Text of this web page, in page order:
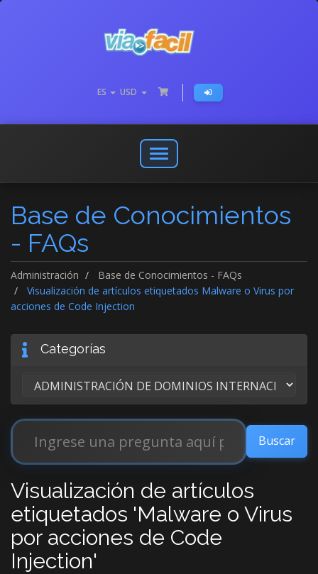
ES USD
Abrir
o
menú
de
Base de Conocimientos
- FAQs
Administración
Base de Conocimientos - FAQs
Visualización de artículos etiquetados Malware o Virus por
acciones de Code Injection
Categorías
Visualización de artículos
etiquetados 'Malware o Virus
por acciones de Code
Injection'